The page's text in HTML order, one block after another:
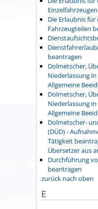
Die Erlaubnis
Fahrzeugteilen
beantragen
Dolmetscher,
Niederlassung
Allgemeine
Dolmetscher,
Niederlassung
Allgemeine
Dolmetscher-
(DÜD) -
Tätigkeit
Übersetzer aus
Durchführung
beantragen
zurück nach oben
E